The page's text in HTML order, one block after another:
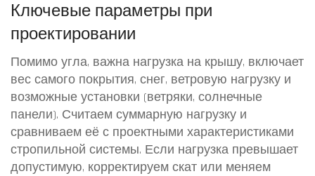
Ключевые параметры при
проектировании
Помимо угла, важна нагрузка на крышу, включает
вес самого покрытия, снег, ветровую нагрузку и
возможные установки (ветряки, солнечные
панели). Считаем суммарную нагрузку и
сравниваем её с проектными характеристиками
стропильной системы. Если нагрузка превышает
допустимую, корректируем скат или меняем